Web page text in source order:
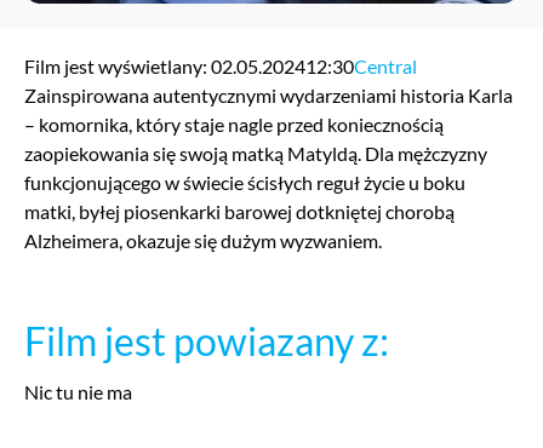
Film jest wyświetlany: 02.05.202412:30Central
Zainspirowana autentycznymi wydarzeniami historia Karla
– komornika, który staje nagle przed koniecznością
zaopiekowania się swoją matką Matyldą. Dla mężczyzny
funkcjonującego w świecie ścisłych reguł życie u boku
matki, byłej piosenkarki barowej dotkniętej chorobą
Alzheimera, okazuje się dużym wyzwaniem.
Film jest powiazany z:
Nic tu nie ma